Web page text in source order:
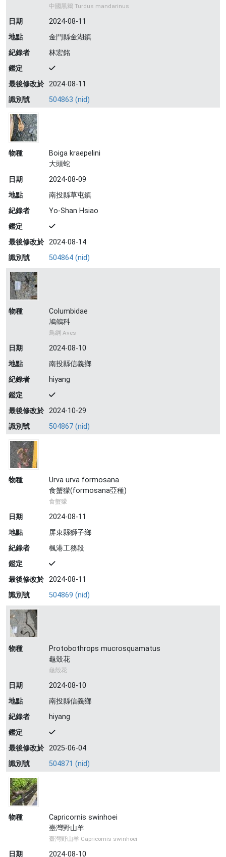
中國黑鶇 Turdus mandarinus
日期
2024-08-11
地點
金門縣金湖鎮
紀錄者
林宏銘
鑑定
最後修改於 2024-08-11
識別號
504863 (nid)
物種
Boiga kraepelini
大頭蛇
日期
2024-08-09
地點
南投縣草屯鎮
紀錄者
Yo-Shan Hsiao
鑑定
最後修改於 2024-08-14
識別號
504864 (nid)
物種
Columbidae
鳩鴿科
鳥綱 Aves
日期
2024-08-10
地點
南投縣信義鄉
紀錄者
hiyang
鑑定
最後修改於 2024-10-29
識別號
504867 (nid)
物種
Urva urva formosana
食蟹獴(formosana亞種)
食蟹獴
日期
2024-08-11
地點
屏東縣獅子鄉
紀錄者
楓港工務段
鑑定
最後修改於 2024-08-11
識別號
504869 (nid)
物種
Protobothrops mucrosquamatus
龜殼花
龜殻花
日期
2024-08-10
地點
南投縣信義鄉
紀錄者
hiyang
鑑定
最後修改於 2025-06-04
識別號
504871 (nid)
物種
Capricornis swinhoei
臺灣野山羊
臺灣野山羊 Capricornis swinhoei
日期 2024-08-10